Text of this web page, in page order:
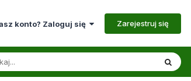
konto? Zaloguj się Zarejestruj się